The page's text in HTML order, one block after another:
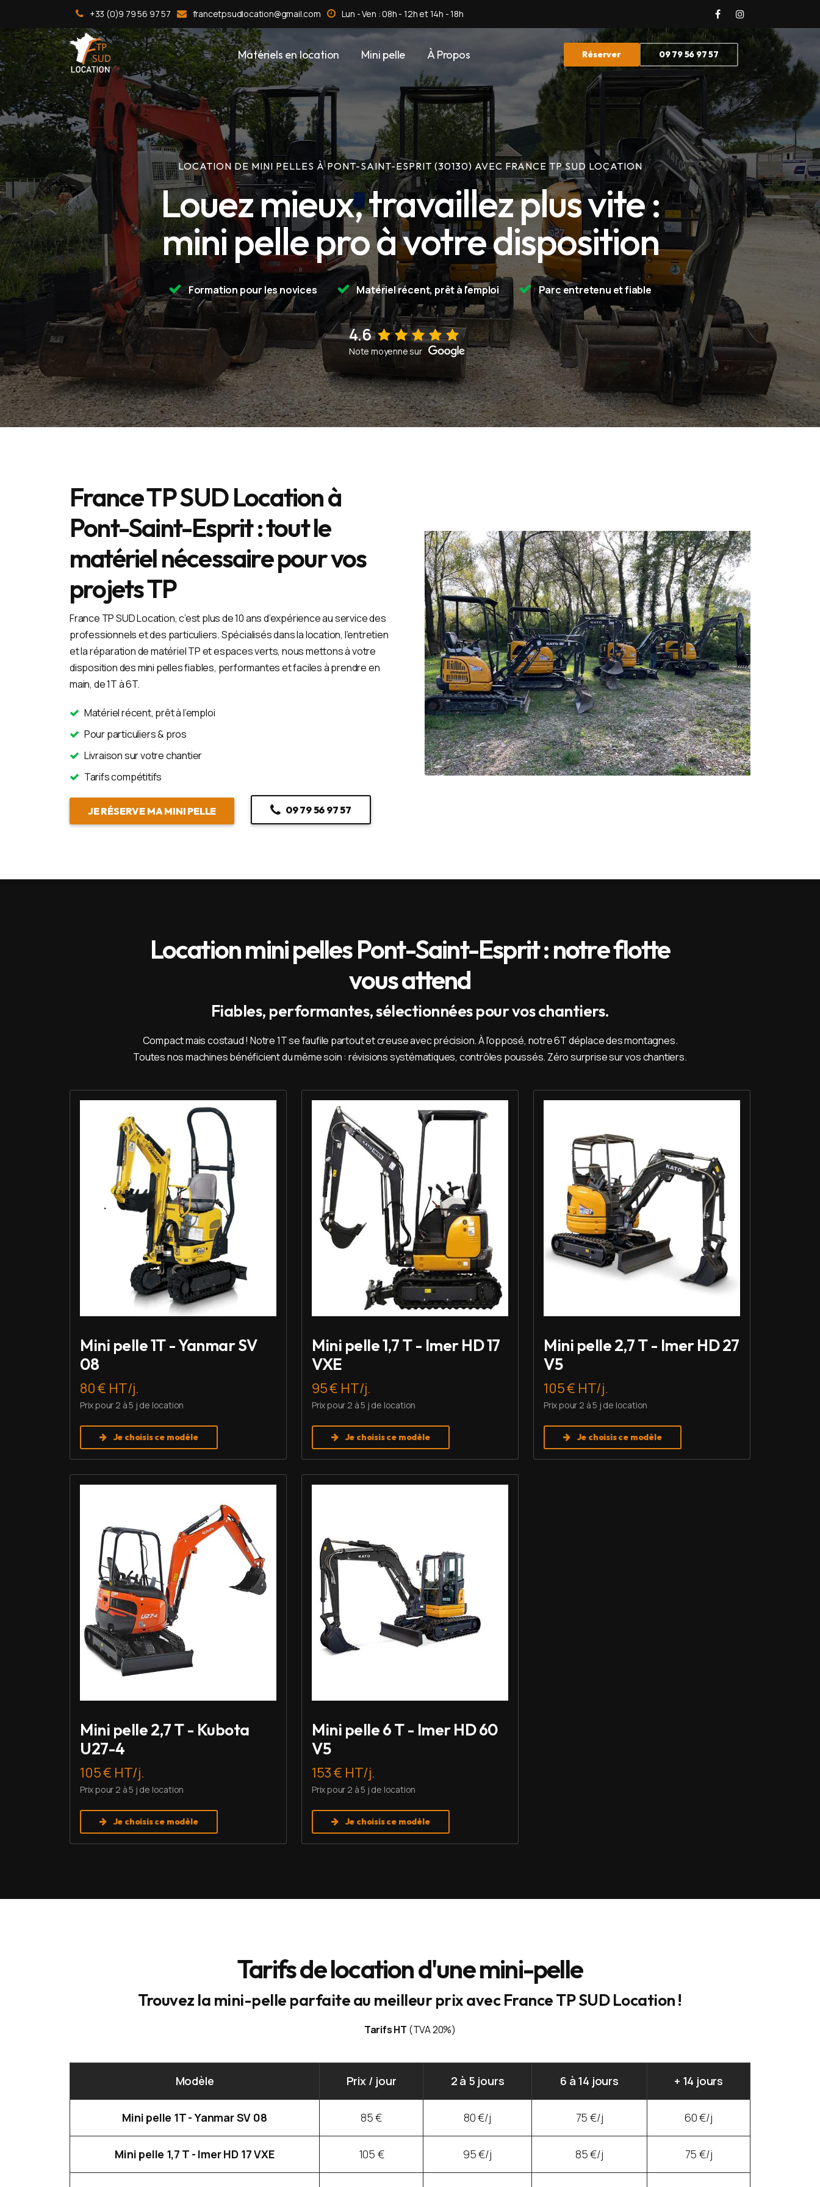
+33 (0)9 79 56 97 57 francetpsudlocation@gmail.com Lun - Ven : 08h - 12h et 14h - 18h
Matériels en location Mini pelle À Propos Réserver 09 79 56 97 57
LOCATION DE MINI PELLES À PONT-SAINT-ESPRIT (30130) AVEC FRANCE TP SUD LOCATION
Louez mieux, travaillez plus vite :
mini pelle pro à votre disposition
Formation pour les novices Matériel récent, prêt à l'emploi Parc entretenu et fiable
Voir sur la fiche d'établissement Google
4.6
Note moyenne sur
France TP SUD Location à
Pont-Saint-Esprit : tout le
matériel nécessaire pour vos
projets TP
France TP SUD Location, c’est plus de 10 ans d’expérience au service des
professionnels et des particuliers. Spécialisés dans la location, l’entretien
et la réparation de matériel TP et espaces verts, nous mettons à votre
disposition des mini pelles fiables, performantes et faciles à prendre en
main, de 1T à 6T.
Matériel récent, prêt à l’emploi
Pour particuliers & pros
Livraison sur votre chantier
Tarifs compétitifs
JE RÉSERVE MA MINI PELLE 09 79 56 97 57
Location mini pelles Pont-Saint-Esprit : notre flotte
vous attend
Fiables, performantes, sélectionnées pour vos chantiers.
Compact mais costaud ! Notre 1T se faufile partout et creuse avec précision. À l'opposé, notre 6T déplace des montagnes.
Toutes nos machines bénéficient du même soin : révisions systématiques, contrôles poussés. Zéro surprise sur vos chantiers.
Mini pelle 1T - Yanmar SV
08
80 € HT/j.
Prix pour 2 à 5 j de location
Je choisis ce modèle
Louer Mini pelle 1T - Yanmar SV 08
Mini pelle 1,7 T - Imer HD 17
VXE
95 € HT/j.
Prix pour 2 à 5 j de location
Je choisis ce modèle
Louer Mini pelle 1,7 T - Imer HD 17 VXE
Mini pelle 2,7 T - Imer HD 27
V5
105 € HT/j.
Prix pour 2 à 5 j de location
Je choisis ce modèle
Louer Mini pelle 2,7 T - Imer HD 27 V5
Mini pelle 2,7 T - Kubota
U27-4
105 € HT/j.
Prix pour 2 à 5 j de location
Je choisis ce modèle
Louer Mini pelle 2,7 T - Kubota U27-4
Mini pelle 6 T - Imer HD 60
V5
153 € HT/j.
Prix pour 2 à 5 j de location
Je choisis ce modèle
Louer Mini pelle 6 T - Imer HD 60 V5
Tarifs de location d'une mini-pelle
Trouvez la mini-pelle parfaite au meilleur prix avec France TP SUD Location !
Tarifs HT (TVA 20%)
Modèle Prix / jour 2 à 5 jours 6 à 14 jours + 14 jours
Mini pelle 1T - Yanmar SV 08 85 € 80 €/j 75 €/j 60 €/j
Mini pelle 1,7 T - Imer HD 17 VXE 105 € 95 €/j 85 €/j 75 €/j